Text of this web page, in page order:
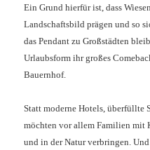
Ein Grund hierfür ist, dass
Landschaftsbild prägen und so
das Pendant zu Großstädten
Urlaubsform ihr großes
Bauernhof.
Statt moderne Hotels, überfüllte
möchten vor allem Familien mit
und in der Natur verbringen.